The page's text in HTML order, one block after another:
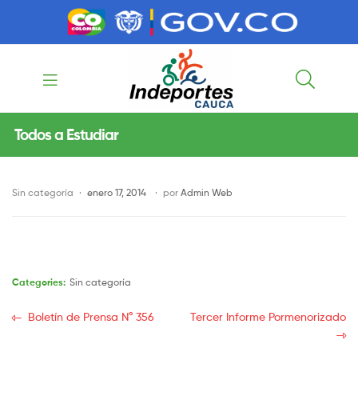
Cauca
Todos a Estudiar
Sin categoría enero 17, 2014 por Admin Web
Categories: Sin categoría
Boletín de Prensa N° 356 Tercer Informe Pormenorizado